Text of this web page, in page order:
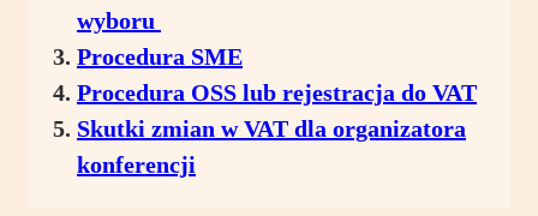
wyboru
Procedura SME
Procedura OSS lub rejestracja do VAT
Skutki zmian w VAT dla organizatora
konferencji